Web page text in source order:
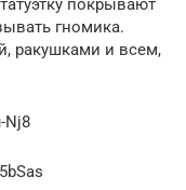
покрывают
гномика.
ракушками и всем,
Nj8